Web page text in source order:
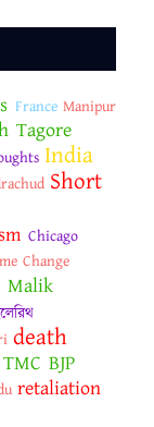
France Manipur
Tagore
India
Short
Chicago
Change
Malik
death
TMC BJP
retaliation